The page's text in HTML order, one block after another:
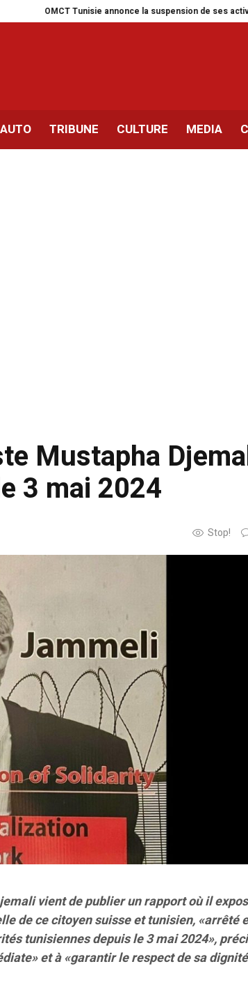
Tunisie annonce la suspension de ses activités pour un
AUTO TRIBUNE CULTURE MEDIA
Mustapha
3 mai 2024
Stop!
vient de publier un rapport où il
de ce citoyen suisse et tunisien, «arrêté
tunisiennes depuis le 3 mai 2024»,
et à «garantir le respect de sa